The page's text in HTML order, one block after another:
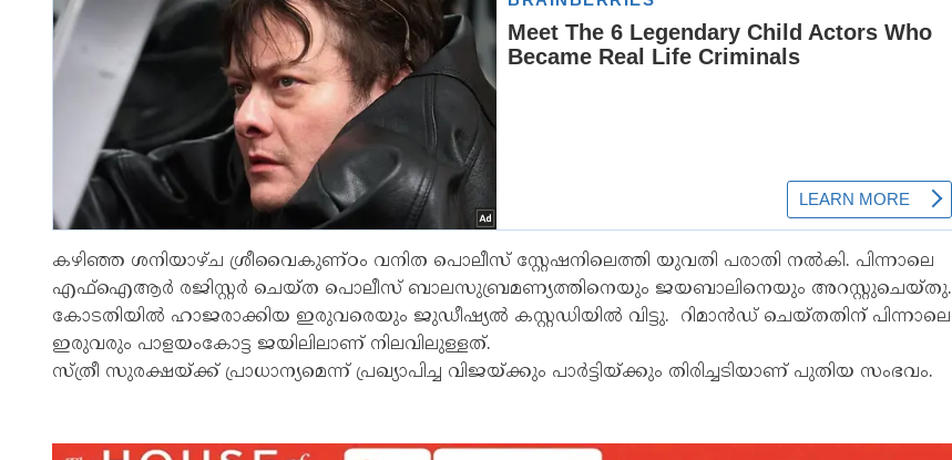
കഴിഞ്ഞ ശനിയാഴ്ച ശ്രീവൈകുണ്ഠം വനിത പൊലീസ് സ്റ്റേഷനിലെത്തി യുവതി പരാതി നല്‍കി. പിന്നാലെ
എഫ്‌ഐആര്‍ രജിസ്റ്റര്‍ ചെയ്ത പൊലീസ് ബാലസുബ്രമണ്യത്തിനെയും ജയബാലിനെയും അറസ്റ്റുചെയ്തു.
കോടതിയില്‍ ഹാജരാക്കിയ ഇരുവരെയും ജുഡീഷ്യല്‍ കസ്റ്റഡിയില്‍ വിട്ടു. റിമാന്‍ഡ് ചെയ്തതിന് പിന്നാലെ
ഇരുവരും പാളയംകോട്ട ജയിലിലാണ് നിലവിലുള്ളത്.
സ്ത്രീ സുരക്ഷയ്ക്ക് പ്രാധാന്യമെന്ന് പ്രഖ്യാപിച്ച വിജയ്ക്കും പാര്‍ട്ടിയ്ക്കും തിരിച്ചടിയാണ് പുതിയ സംഭവം.